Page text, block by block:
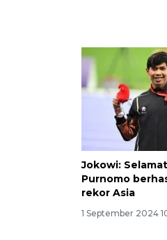
Jokowi:
Purnomo
rekor Asia
1 September 2024